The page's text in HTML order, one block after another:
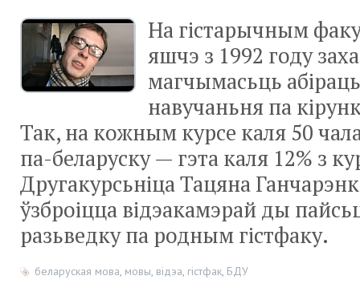
На гістарычным
яшчэ з 1992 году
магчымасьць
навучаньня па
Так, на кожным курсе каля 50
па-беларуску— гэта каля 12% з
Другакурсьніца Тацяна
ўзброіцца відэакамэрай ды
разьведку па родным гістфаку.
беларуская мова, мовы, відэа, гістфак, БДУ